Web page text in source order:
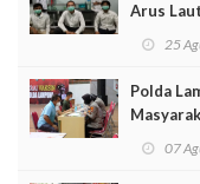
Arus
25
Polda
07